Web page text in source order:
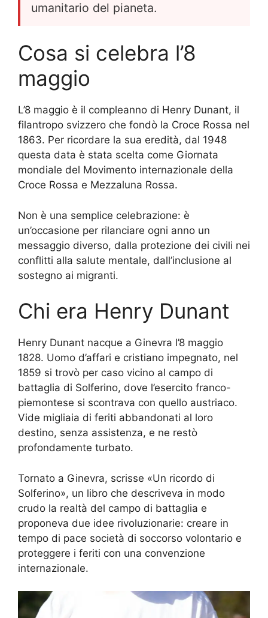
umanitario del pianeta.
Cosa si celebra l’8
maggio
L’8 maggio è il compleanno di Henry Dunant, il
filantropo svizzero che fondò la Croce Rossa nel
1863. Per ricordare la sua eredità, dal 1948
questa data è stata scelta come Giornata
mondiale del Movimento internazionale della
Croce Rossa e Mezzaluna Rossa.
Non è una semplice celebrazione: è
un’occasione per rilanciare ogni anno un
messaggio diverso, dalla protezione dei civili nei
conflitti alla salute mentale, dall’inclusione al
sostegno ai migranti.
Chi era Henry Dunant
Henry Dunant nacque a Ginevra l’8 maggio
1828. Uomo d’affari e cristiano impegnato, nel
1859 si trovò per caso vicino al campo di
battaglia di Solferino, dove l’esercito franco-
piemontese si scontrava con quello austriaco.
Vide migliaia di feriti abbandonati al loro
destino, senza assistenza, e ne restò
profondamente turbato.
Tornato a Ginevra, scrisse «Un ricordo di
Solferino», un libro che descriveva in modo
crudo la realtà del campo di battaglia e
proponeva due idee rivoluzionarie: creare in
tempo di pace società di soccorso volontario e
proteggere i feriti con una convenzione
internazionale.